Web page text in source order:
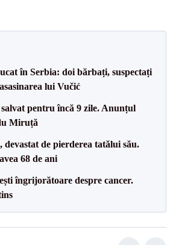
în Serbia: doi bărbați, suspectați
lui Vučić
pentru încă 9 zile. Anunțul
Miruță
devastat de pierderea tatălui său.
68 de ani
îngrijorătoare despre cancer.